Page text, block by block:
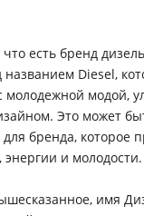
что есть бренд
названием Diesel,
молодежной модой,
Это может
бренда, которое
энергии и молодости.
имя